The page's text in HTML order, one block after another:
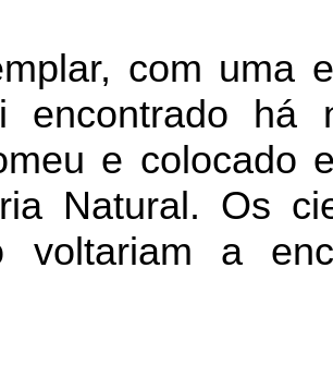
com uma
encontrado há
e colocado
Natural. Os
voltariam a